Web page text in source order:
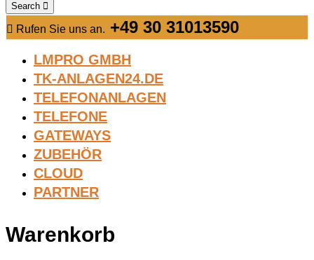
Search
Rufen Sie uns an. +49 30 31013590
LMPRO GMBH
TK-ANLAGEN24.DE
TELEFONANLAGEN
TELEFONE
GATEWAYS
ZUBEHÖR
CLOUD
PARTNER
Warenkorb